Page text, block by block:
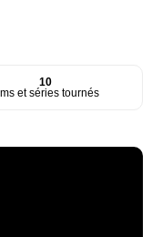
10
et séries tournés